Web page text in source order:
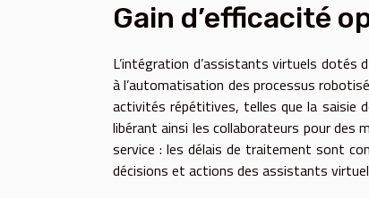
Gain d’efficacité
L’intégration d’assistants virtuels dotés
à l’automatisation des processus
activités répétitives, telles que la saisie
libérant ainsi les collaborateurs pour des
service : les délais de traitement sont
décisions et actions des assistants